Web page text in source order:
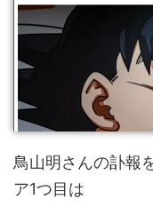
鳥山明さんの訃報
ア1つ目は